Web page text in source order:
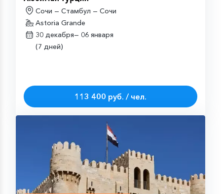
Сочи — Стамбул — Сочи
Astoria Grande
30 декабря— 06 января
(7 дней)
113 400 руб. / чел.